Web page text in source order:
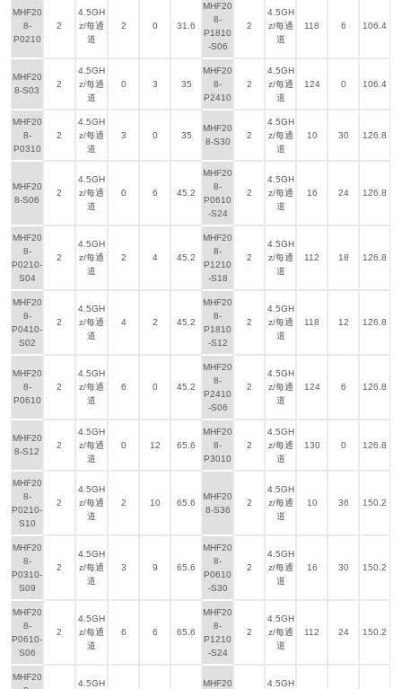
MHF20
8-
P0210
2
4.5GH
z/每通
道
2 0 31.6
MHF20
8-
P1810
-S06
2
4.5GH
z/每通
道
118 6 106.4
MHF20
8-S03
2
4.5GH
z/每通
道
0 3 35
MHF20
8-
P2410
2
4.5GH
z/每通
道
124 0 106.4
MHF20
8-
P0310
2
4.5GH
z/每通
道
3 0 35
MHF20
8-S30
2
4.5GH
z/每通
道
10 30 126.8
MHF20
8-S06
2
4.5GH
z/每通
道
0 6 45.2
MHF20
8-
P0610
-S24
2
4.5GH
z/每通
道
16 24 126.8
MHF20
8-
P0210-
S04
2
4.5GH
z/每通
道
2 4 45.2
MHF20
8-
P1210
-S18
2
4.5GH
z/每通
道
112 18 126.8
MHF20
8-
P0410-
S02
2
4.5GH
z/每通
道
4 2 45.2
MHF20
8-
P1810
-S12
2
4.5GH
z/每通
道
118 12 126.8
MHF20
8-
P0610
2
4.5GH
z/每通
道
6 0 45.2
MHF20
8-
P2410
-S06
2
4.5GH
z/每通
道
124 6 126.8
MHF20
8-S12
2
4.5GH
z/每通
道
0 12 65.6
MHF20
8-
P3010
2
4.5GH
z/每通
道
130 0 126.8
MHF20
8-
P0210-
S10
2
4.5GH
z/每通
道
2 10 65.6
MHF20
8-S36
2
4.5GH
z/每通
道
10 36 150.2
MHF20
8-
P0310-
S09
2
4.5GH
z/每通
道
3 9 65.6
MHF20
8-
P0610
-S30
2
4.5GH
z/每通
道
16 30 150.2
MHF20
8-
P0610-
S06
2
4.5GH
z/每通
道
6 6 65.6
MHF20
8-
P1210
-S24
2
4.5GH
z/每通
道
112 24 150.2
MHF20
4.5GH MHF20 4.5GH